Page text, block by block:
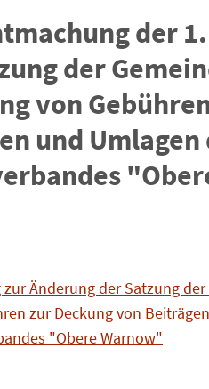
der
der
von
und Umlagen
zur Änderung der Satzung
zur Deckung von
"Obere Warnow"